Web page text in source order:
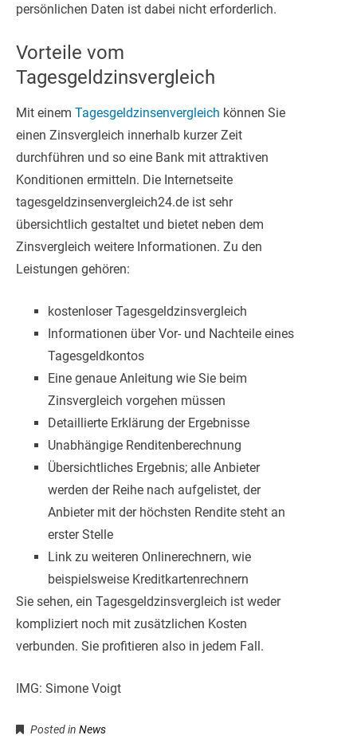
persönlichen Daten ist dabei nicht erforderlich.
Vorteile vom
Tagesgeldzinsvergleich
Mit einem Tagesgeldzinsenvergleich können Sie
einen Zinsvergleich innerhalb kurzer Zeit
durchführen und so eine Bank mit attraktiven
Konditionen ermitteln. Die Internetseite
tagesgeldzinsenvergleich24.de ist sehr
übersichtlich gestaltet und bietet neben dem
Zinsvergleich weitere Informationen. Zu den
Leistungen gehören:
kostenloser Tagesgeldzinsvergleich
Informationen über Vor- und Nachteile eines
Tagesgeldkontos
Eine genaue Anleitung wie Sie beim
Zinsvergleich vorgehen müssen
Detaillierte Erklärung der Ergebnisse
Unabhängige Renditenberechnung
Übersichtliches Ergebnis; alle Anbieter
werden der Reihe nach aufgelistet, der
Anbieter mit der höchsten Rendite steht an
erster Stelle
Link zu weiteren Onlinerechnern, wie
beispielsweise Kreditkartenrechnern
Sie sehen, ein Tagesgeldzinsvergleich ist weder
kompliziert noch mit zusätzlichen Kosten
verbunden. Sie profitieren also in jedem Fall.
IMG: Simone Voigt
Posted in News